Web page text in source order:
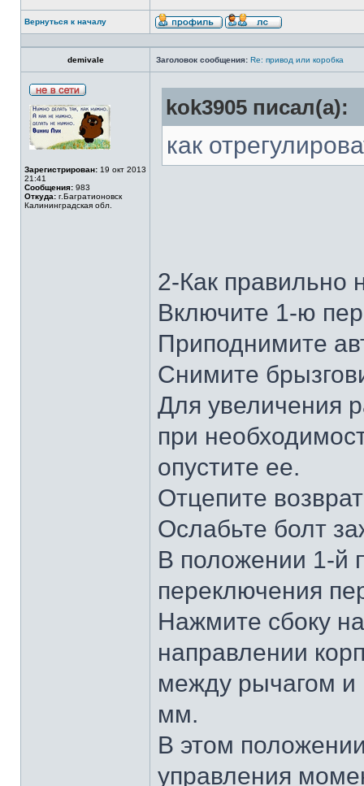
Вернуться к началу
demivale Заголовок сообщения: Re: привод или коробка
Зарегистрирован: 19 окт 2013
21:41
Сообщения: 983
Откуда: г.Багратионовск
Калининградская обл.
kok3905 писал(а):
как
2-Как правильно
Включите 1-ю
Приподнимите
Снимите
Для увеличения
при
опустите ее.
Отцепите
Ослабьте болт
В положении 1-й
переключения
Нажмите сбоку
направлении
между рычагом и
мм.
В этом
управления